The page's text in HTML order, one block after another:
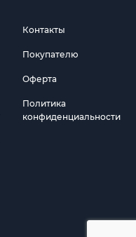
Контакты
Покупателю
Оферта
Политика
конфиденциальности